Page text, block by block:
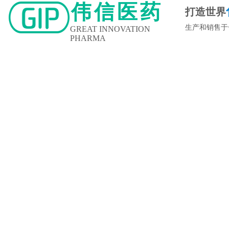
伟信医药
GREAT INNOVATION
PHARMA
打造世界
生产和销售